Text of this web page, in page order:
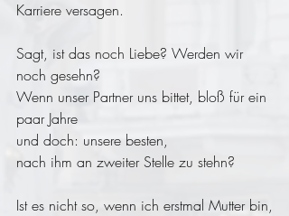
Karriere versagen.
Sagt, ist das noch Liebe? Werden wir
noch gesehn?
Wenn unser Partner uns bittet, bloß für ein
paar Jahre
und doch: unsere besten,
nach ihm an zweiter Stelle zu stehn?
Ist es nicht so, wenn ich erstmal Mutter bin,